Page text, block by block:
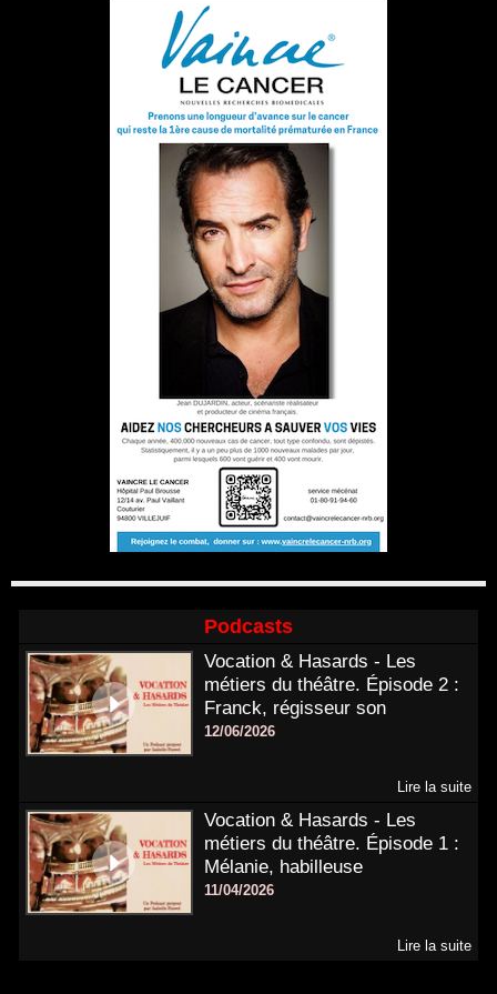
Podcasts
Vocation & Hasards - Les
métiers du théâtre. Épisode 2 :
Franck, régisseur son
12/06/2026
Lire la suite
Vocation & Hasards - Les
métiers du théâtre. Épisode 1 :
Mélanie, habilleuse
11/04/2026
Lire la suite